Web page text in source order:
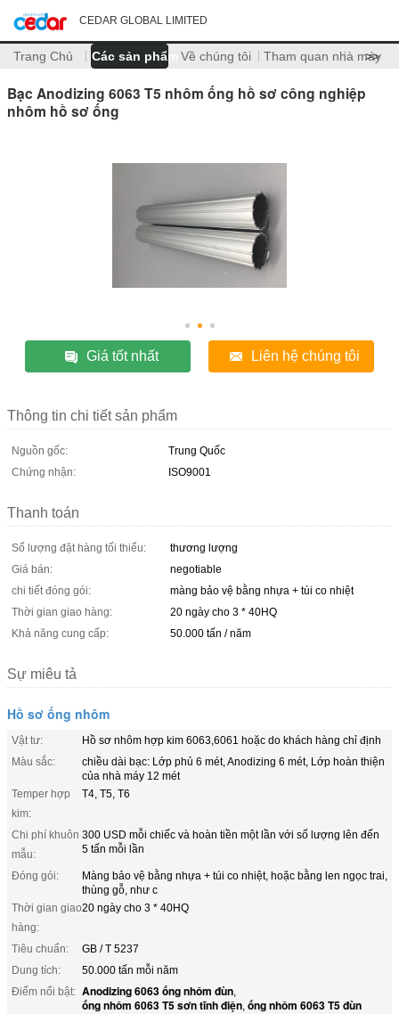
CEDAR GLOBAL LIMITED
Trang Chủ Các sản phẩm Về chúng tôi Tham quan nhà máy
>>
Bạc Anodizing 6063 T5 nhôm ống hồ sơ công nghiệp
nhôm hồ sơ ống
Giá tốt nhất Liên hệ chúng tôi
Thông tin chi tiết sản phẩm
Nguồn gốc:
Trung Quốc
Chứng nhận:
ISO9001
Thanh toán
Số lượng đặt hàng tối thiểu:
thương lượng
Giá bán:
negotiable
chi tiết đóng gói:
màng bảo vệ bằng nhựa + túi co nhiệt
Thời gian giao hàng:
20 ngày cho 3 * 40HQ
Khả năng cung cấp:
50.000 tấn / năm
Sự miêu tả
Hồ sơ ống nhôm
Vật tư:
Hồ sơ nhôm hợp kim 6063,6061 hoặc do khách hàng chỉ định
Màu sắc:
chiều dài bạc: Lớp phủ 6 mét, Anodizing 6 mét, Lớp hoàn thiện
của nhà máy 12 mét
Temper hợp
kim:
T4, T5, T6
Chi phí khuôn
mẫu:
300 USD mỗi chiếc và hoàn tiền một lần với số lượng lên đến
5 tấn mỗi lần
Đóng gói:
Màng bảo vệ bằng nhựa + túi co nhiệt, hoặc bằng len ngọc trai,
thùng gỗ, như c
Thời gian giao
hàng:
20 ngày cho 3 * 40HQ
Tiêu chuẩn:
GB / T 5237
Dung tích:
50.000 tấn mỗi năm
Điểm nổi bật: Anodizing 6063 ống nhôm đùn,
ống nhôm 6063 T5 sơn tĩnh điện, ống nhôm 6063 T5 đùn